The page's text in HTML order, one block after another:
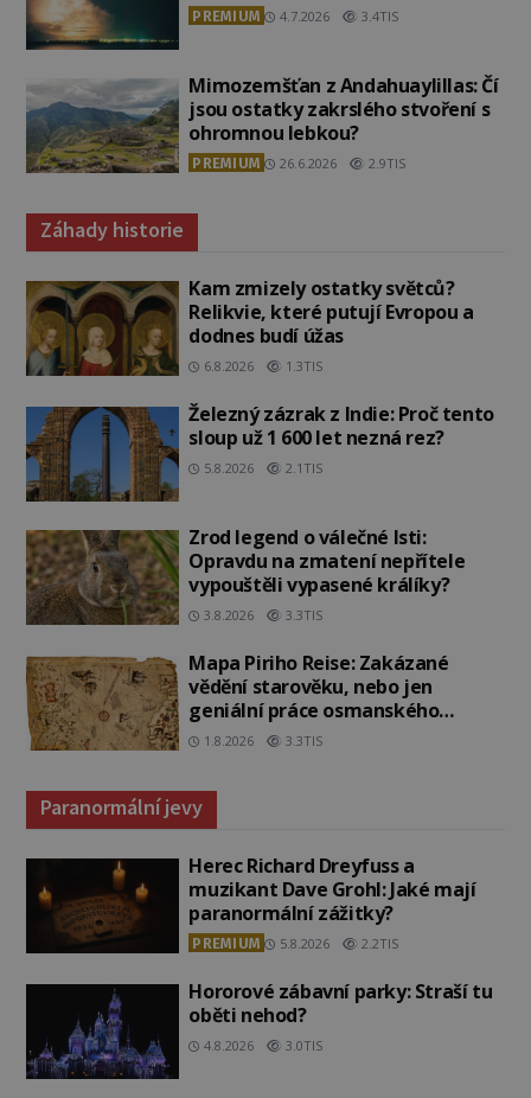
PREMIUM 4.7.2026 3.4TIS
Mimozemšťan z Andahuaylillas: Čí
jsou ostatky zakrslého stvoření s
ohromnou lebkou?
PREMIUM 26.6.2026 2.9TIS
Záhady historie
Kam zmizely ostatky světců?
Relikvie, které putují Evropou a
dodnes budí úžas
6.8.2026 1.3TIS
Železný zázrak z Indie: Proč tento
sloup už 1 600 let nezná rez?
5.8.2026 2.1TIS
Zrod legend o válečné lsti:
Opravdu na zmatení nepřítele
vypouštěli vypasené králíky?
3.8.2026 3.3TIS
Mapa Piriho Reise: Zakázané
vědění starověku, nebo jen
geniální práce osmanského
admirála?
1.8.2026 3.3TIS
Paranormální jevy
Herec Richard Dreyfuss a
muzikant Dave Grohl: Jaké mají
paranormální zážitky?
PREMIUM 5.8.2026 2.2TIS
Hororové zábavní parky: Straší tu
oběti nehod?
4.8.2026 3.0TIS